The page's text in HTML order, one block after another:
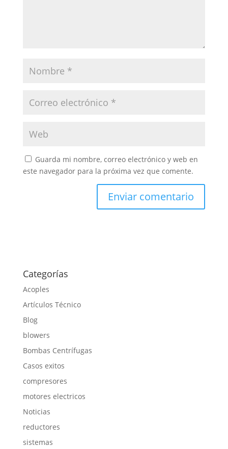
Guarda mi nombre, correo electrónico y web en
este navegador para la próxima vez que comente.
Categorías
Acoples
Artículos Técnico
Blog
blowers
Bombas Centrífugas
Casos exitos
compresores
motores electricos
Noticias
reductores
sistemas